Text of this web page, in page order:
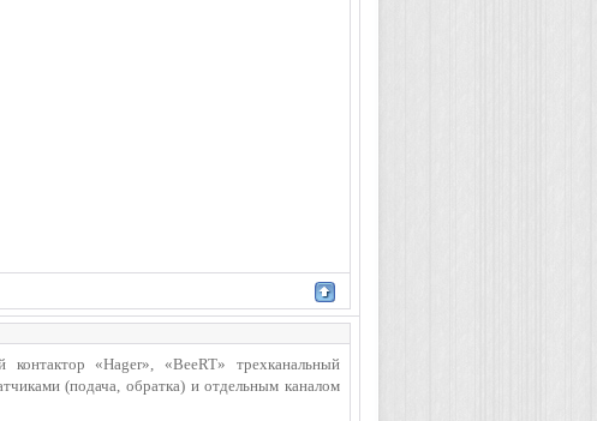
«Hager», «BeeRT» трехканальный
(подача, обратка) и отдельным каналом